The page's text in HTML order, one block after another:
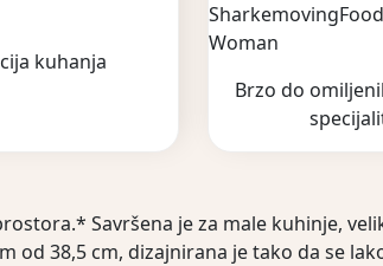
kuhanja
Brzo do
Savršena je za male kuhinje,
od 38,5 cm, dizajnirana je tako da se